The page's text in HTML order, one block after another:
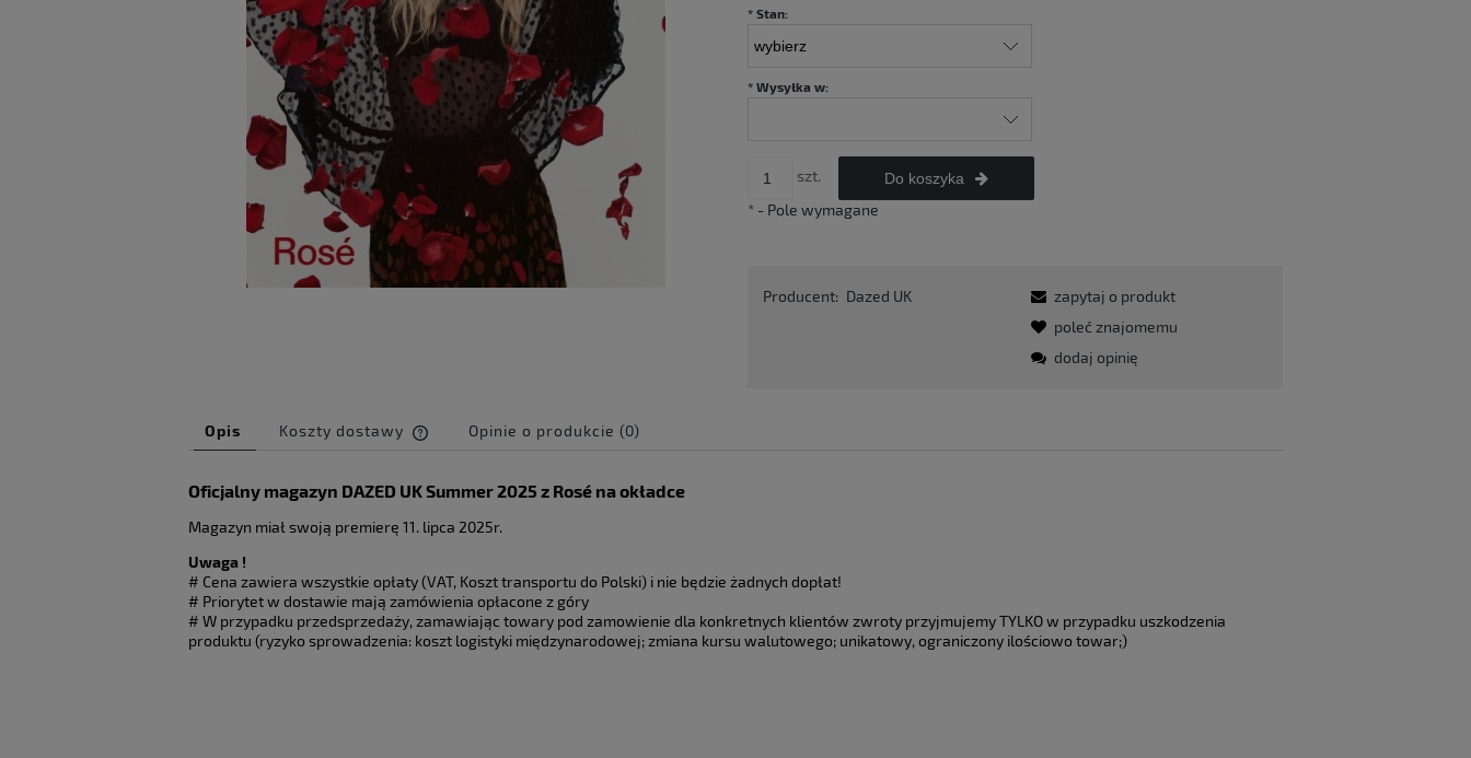
*Stan:
*Wysyłka w:
szt. Do koszyka
*- Pole wymagane
Producent: Dazed UK
zapytaj o produkt
poleć znajomemu
dodaj opinię
Opis Koszty dostawy
Cena nie zawiera ewentualnych
Opinie o produkcie (0)
Oficjalny magazyn DAZED UK Summer 2025 z Rosé na okładce
Magazyn miał swoją premierę 11. lipca 2025r.
Uwaga !
# Cena zawiera wszystkie opłaty (VAT, Koszt transportu do Polski) i nie będzie żadnych dopłat!
# Priorytet w dostawie mają zamówienia opłacone z góry
# W przypadku przedsprzedaży, zamawiając towary pod zamowienie dla konkretnych klientów zwroty przyjmujemy TYLKO w przypadku uszkodzenia
produktu (ryzyko sprowadzenia: koszt logistyki międzynarodowej; zmiana kursu walutowego; unikatowy, ograniczony ilościowo towar;)